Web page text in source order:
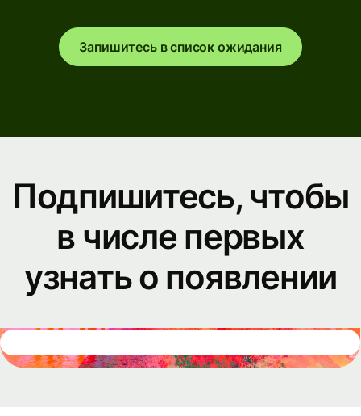
Запишитесь в список ожидания
Подпишитесь, чтобы
в числе первых
узнать о появлении